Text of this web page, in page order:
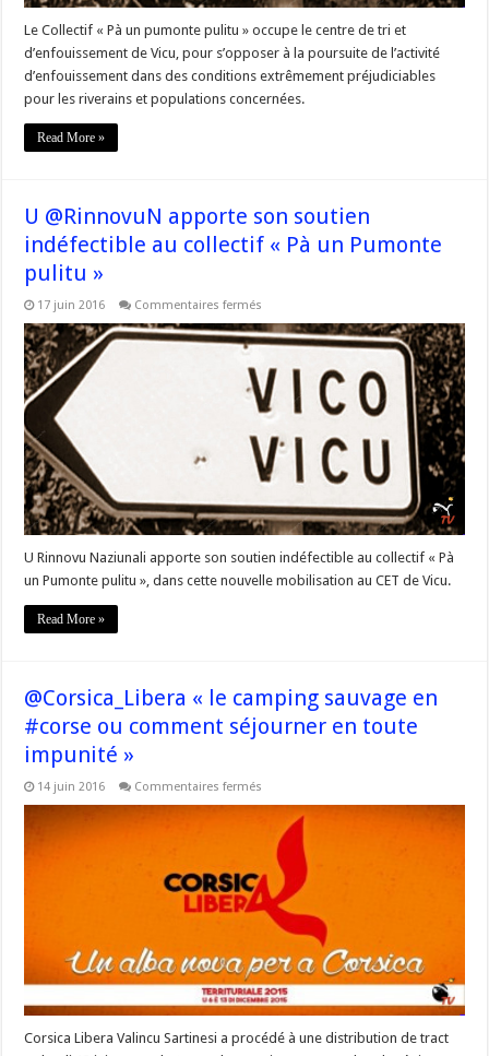
Le Collectif « Pà un pumonte pulitu » occupe le centre de tri et
d’enfouissement de Vicu, pour s’opposer à la poursuite de l’activité
d’enfouissement dans des conditions extrêmement préjudiciables
pour les riverains et populations concernées.
Read More »
U @RinnovuN apporte son soutien
indéfectible au collectif « Pà un Pumonte
pulitu »
17 juin 2016 Commentaires fermés
@RinnovuN
apporte
soutien
indéfectible
au
collectif
un
Pumonte
pulitu »
U Rinnovu Naziunali apporte son soutien indéfectible au collectif « Pà
un Pumonte pulitu », dans cette nouvelle mobilisation au CET de Vicu.
Read More »
@Corsica_Libera « le camping sauvage en
#corse ou comment séjourner en toute
impunité »
14 juin 2016 Commentaires fermés
camping
sauvage
#corse
ou
comment
séjourner
en
impunité »
Corsica Libera Valincu Sartinesi a procédé à une distribution de tract